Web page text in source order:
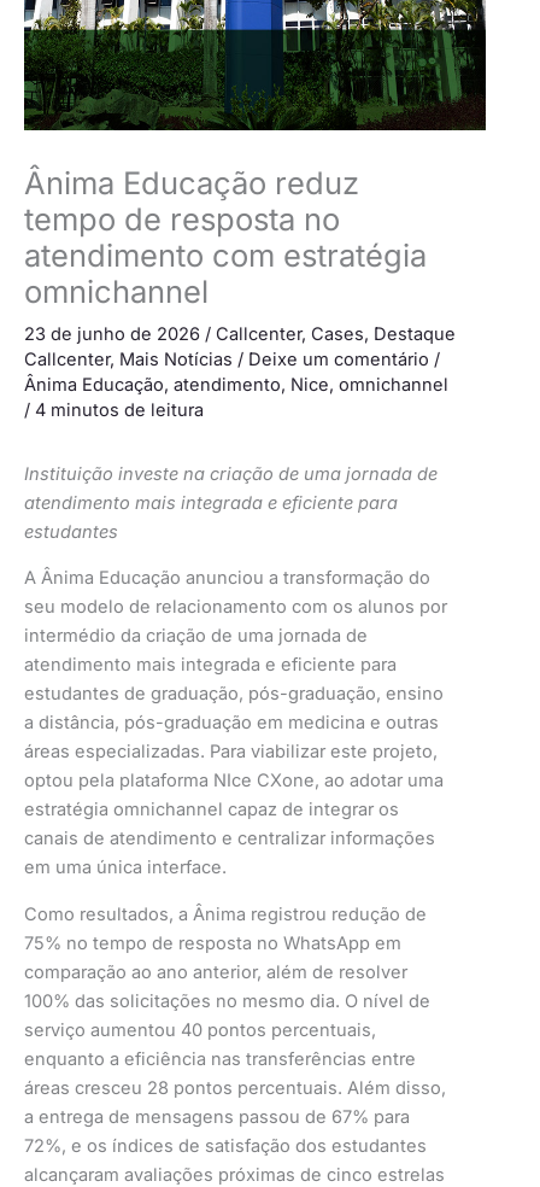
Ânima Educação reduz
tempo de resposta no
atendimento com estratégia
omnichannel
23 de junho de 2026 / Callcenter, Cases, Destaque
Callcenter, Mais Notícias / Deixe um comentário /
Ânima Educação, atendimento, Nice, omnichannel
/ 4 minutos de leitura
Instituição investe na criação de uma jornada de
atendimento mais integrada e eficiente para
estudantes
A Ânima Educação anunciou a transformação do
seu modelo de relacionamento com os alunos por
intermédio da criação de uma jornada de
atendimento mais integrada e eficiente para
estudantes de graduação, pós-graduação, ensino
a distância, pós-graduação em medicina e outras
áreas especializadas. Para viabilizar este projeto,
optou pela plataforma NIce CXone, ao adotar uma
estratégia omnichannel capaz de integrar os
canais de atendimento e centralizar informações
em uma única interface.
Como resultados, a Ânima registrou redução de
75% no tempo de resposta no WhatsApp em
comparação ao ano anterior, além de resolver
100% das solicitações no mesmo dia. O nível de
serviço aumentou 40 pontos percentuais,
enquanto a eficiência nas transferências entre
áreas cresceu 28 pontos percentuais. Além disso,
a entrega de mensagens passou de 67% para
72%, e os índices de satisfação dos estudantes
alcançaram avaliações próximas de cinco estrelas